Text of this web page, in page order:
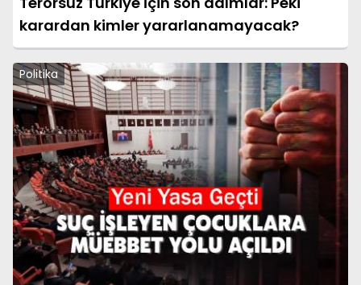
karardan kimler yararlanamayacak?
Politika